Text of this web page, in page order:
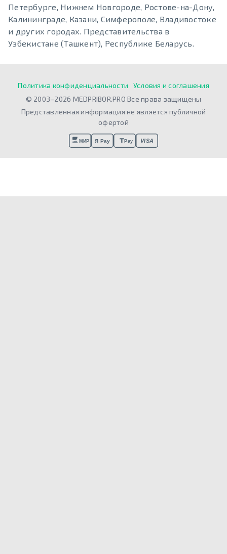
Петербурге, Нижнем Новгороде, Ростове-на-Дону,
Калининграде, Казани, Симферополе, Владивостоке
и других городах. Представительства в
Узбекистане (Ташкент), Республике Беларусь.
Политика конфиденциальности
Условия и соглашения
© 2003–2026 MEDPRIBOR.PRO Все права защищены
Представленная информация не является публичной
офертой
МИР Я Pay Pay VISA